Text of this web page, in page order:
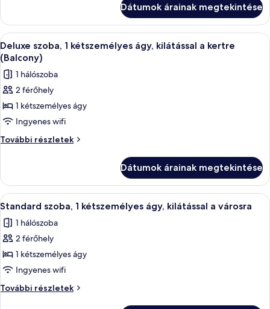
kétszemélyes
ágy,
kilátással
a
folyóra
ágy,
kilátással
a
folyóra
további
részletei
Dátumok árainak megtekintése
A
következő
szoba
összes
képének
megtekintése:
Deluxe
szoba,
ágy,
kilátással
a
kertre
(Balcony)
1 hálószoba, prémium ágynemű,
9
Deluxe szoba, 1 kétszemélyes ágy, kilátással a kertre
(Balcony)
1 hálószoba
2 férőhely
1 kétszemélyes ágy
Ingyenes wifi
További részletek
Deluxe
ágy,
kilátással
a
(Balcony)
további
Dátumok árainak megtekintése
A
következő
szoba
összes
képének
megtekintése:
Standard
szoba,
Egy szállodai szoba, amelyben egy
9
Standard szoba, 1 kétszemélyes ágy, kilátással a városra
1 hálószoba
2 férőhely
1 kétszemélyes ágy
Ingyenes wifi
További részletek
Standard